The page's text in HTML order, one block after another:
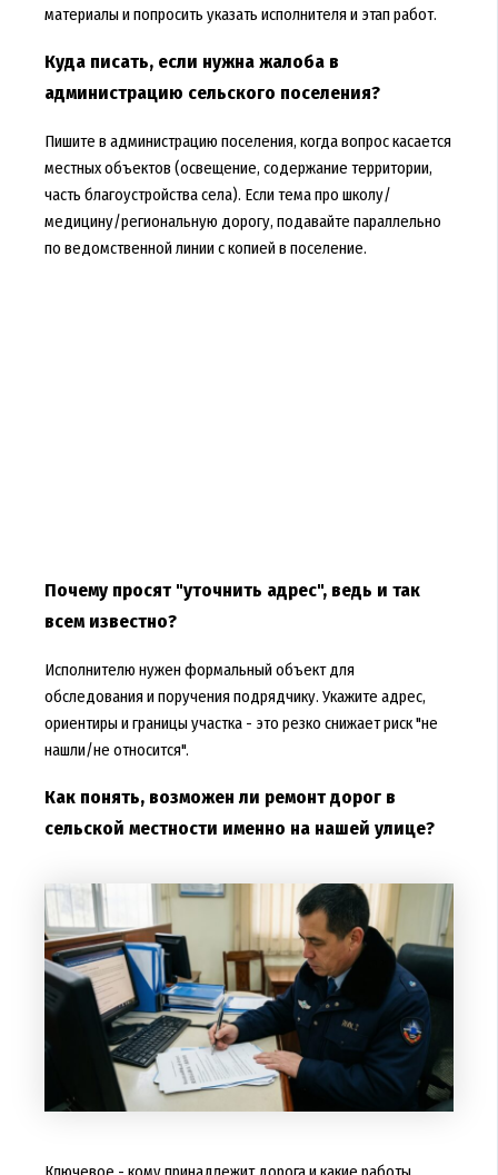
материалы и попросить указать исполнителя и этап работ.
Куда писать, если нужна жалоба в
администрацию сельского поселения?
Пишите в администрацию поселения, когда вопрос касается
местных объектов (освещение, содержание территории,
часть благоустройства села). Если тема про школу/
медицину/региональную дорогу, подавайте параллельно
по ведомственной линии с копией в поселение.
Почему просят "уточнить адрес", ведь и так
всем известно?
Исполнителю нужен формальный объект для
обследования и поручения подрядчику. Укажите адрес,
ориентиры и границы участка - это резко снижает риск "не
нашли/не относится".
Как понять, возможен ли ремонт дорог в
сельской местности именно на нашей улице?